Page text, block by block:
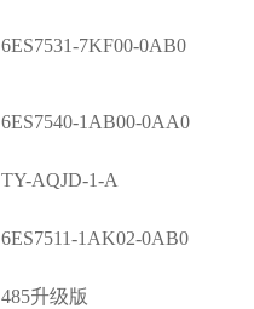
6ES7531-7KF00-0AB0
6ES7540-1AB00-0AA0
TY-AQJD-1-A
6ES7511-1AK02-0AB0
485升级版